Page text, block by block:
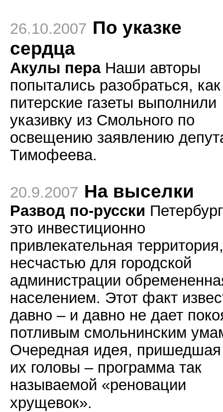
26.10.2007 По указке
сердца
Акулы пераНаши авторы
попытались разобраться, как
питерские газеты выполнили
указивку из Смольного по
освещению заявлению
Тимофеева.
20.9.2007 На выселки
Развод по-русски
это инвестиционно
привлекательная
несчастью для городской
администрации
населением. Этот факт
давно – и давно не дает
потливым смольнинским
Очередная идея,
их головы – программа так
называемой «реновации
хрущевок».